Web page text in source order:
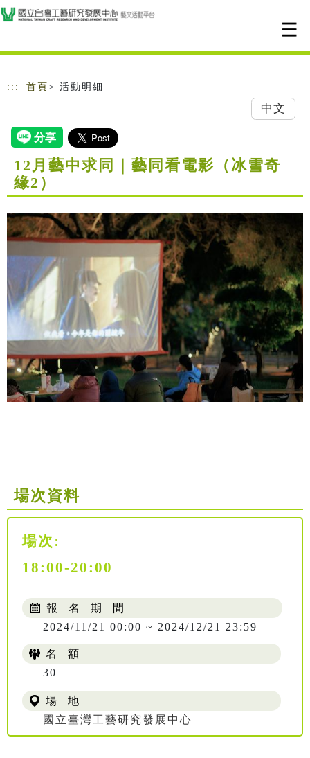
跳到主要內容
網站導覽
::: 首頁 > 活動明細
中文
12月藝中求同｜藝同看電影（冰雪奇
緣2）
場次資料
場次:
18:00-20:00
報 名 期 間
2024/11/21 00:00 ~ 2024/12/21 23:59
名 額
30
場 地
國立臺灣工藝研究發展中心